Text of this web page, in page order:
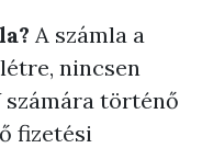
A számla a
nincsen
számára történő
fizetési